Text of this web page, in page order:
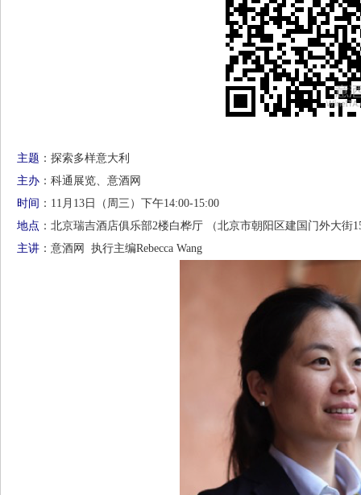
主题 ：探索多样意大利
主办 ：科通展览、意酒网
时间 ：11月13日（周三）下午14:00-15:00
地点 ：北京瑞吉酒店俱乐部2楼白桦厅 （北京市朝阳区建国门外大街
主讲 ：意酒网 执行主编Rebecca Wang